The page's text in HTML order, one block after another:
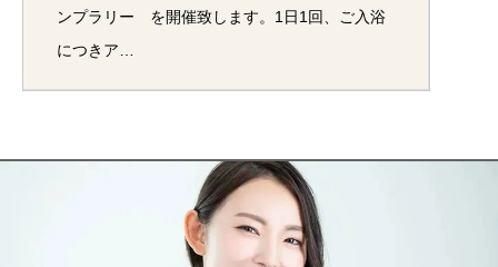
ンプラリー を開催致します。1日1回、ご入浴
につきア…